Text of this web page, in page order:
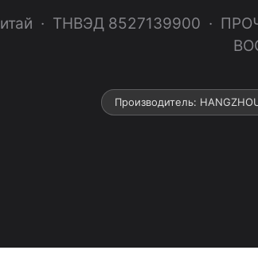
· ТНВЭД 8527139900 ·
Производитель: